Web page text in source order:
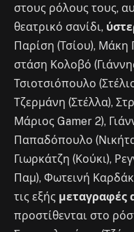
στους ρόλους τους,
θεατρικό σανίδι,
Παρίση (Τσίου),
στάση Κολοβό
Τσιοτσιόπουλο
Τζερμάνη (Στέλλα),
Μάριος Gamer 2),
Παπαδόπουλο
Γιωρκάτζη (Κούκι),
Παμ), Φωτεινή
τις εξής μεταγραφές
προστίθενται στο